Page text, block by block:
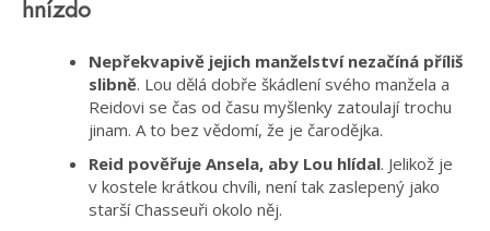
hnízdo
Nepřekvapivě jejich manželství nezačíná příliš
slibně. Lou dělá dobře škádlení svého manžela a
Reidovi se čas od času myšlenky zatoulají trochu
jinam. A to bez vědomí, že je čarodějka.
Reid pověřuje Ansela, aby Lou hlídal. Jelikož je
v kostele krátkou chvíli, není tak zaslepený jako
starší Chasseuři okolo něj.